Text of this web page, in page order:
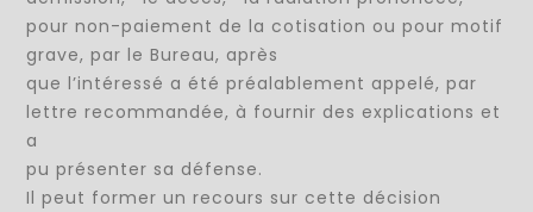
pour non-paiement de la cotisation ou pour motif
grave, par le Bureau, après
que l’intéressé a été préalablement appelé, par
lettre recommandée, à fournir des explications et
a
pu présenter sa défense.
Il peut former un recours sur cette décision